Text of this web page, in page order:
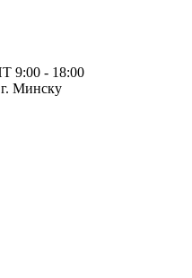
9:00 - 18:00
Минску